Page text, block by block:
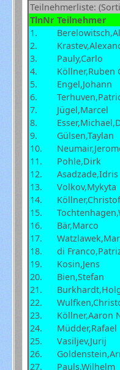
Teilnehmerliste:
TlnNr Teilnehmer
1.
2.
3.
Pauly,Carlo
4.
Köllner,Ruben
5.
Engel,Johann
6.
7.
Jügel,Marcel
8.
9.
Gülsen,Taylan
10.
11.
Pohle,Dirk
12.
Asadzade,Idris
13.
Volkov,Mykyta
14.
15.
16.
Bär,Marco
17.
18.
di
19.
Kosin,Jens
20.
Bien,Stefan
21.
22.
23.
Köllner,Aaron
24.
Müdder,Rafael
25.
Vasiljev,Jurij
26.
27.
Pauls,Wilhelm